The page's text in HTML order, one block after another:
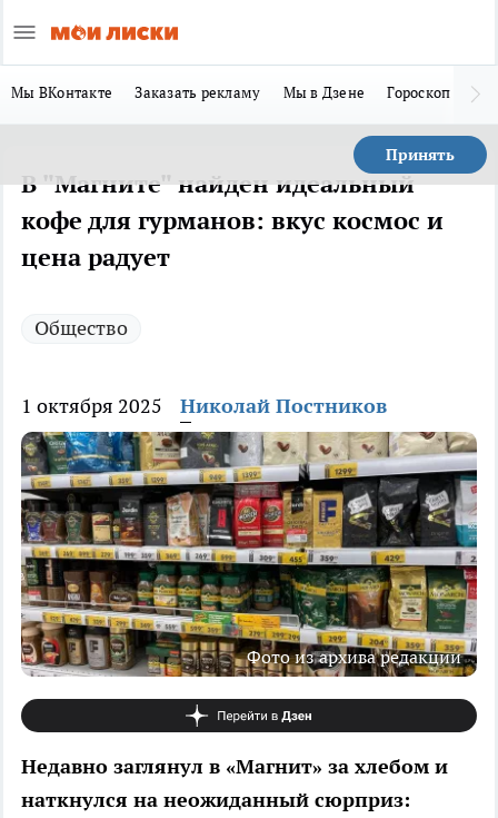
Мы ВКонтакте Заказать рекламу Мы в Дзене Гороскоп
Принять
В "Магните" найден идеальный
кофе для гурманов: вкус космос и
цена радует
Общество
1 октября 2025 Николай Постников
Фото из архива редакции
Недавно заглянул в «Магнит» за хлебом и
наткнулся на неожиданный сюрприз: